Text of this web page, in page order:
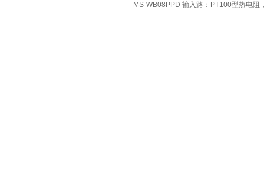
MS-WB08PPD 输入路：PT100型热电